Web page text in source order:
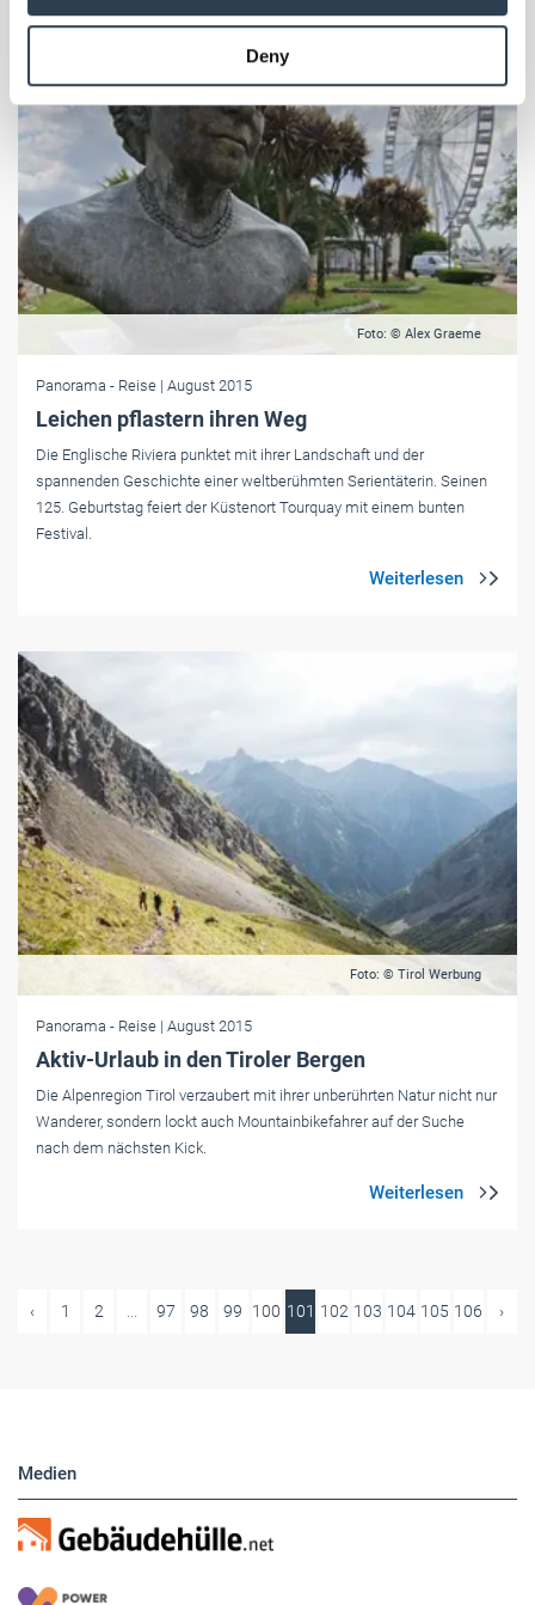
provided to them or that they’ve collected from your use
Weitere Informationen:Impressum Datenschutz
Deny
Foto: © Alex Graeme
Panorama - Reise | August 2015
Leichen pflastern ihren Weg
Die Englische Riviera punktet mit ihrer Landschaft und der
spannenden Geschichte einer weltberühmten Serientäterin. Seinen
125. Geburtstag feiert der Küstenort Tourquay mit einem bunten
Festival.
Foto: © Tirol Werbung
Panorama - Reise | August 2015
Aktiv-Urlaub in den Tiroler Bergen
Die Alpenregion Tirol verzaubert mit ihrer unberührten Natur nicht nur
Wanderer, sondern lockt auch Mountainbikefahrer auf der Suche
nach dem nächsten Kick.
‹ 1 2 ... 97 98 99 100 101 102 103 104 105 106 ›
Medien